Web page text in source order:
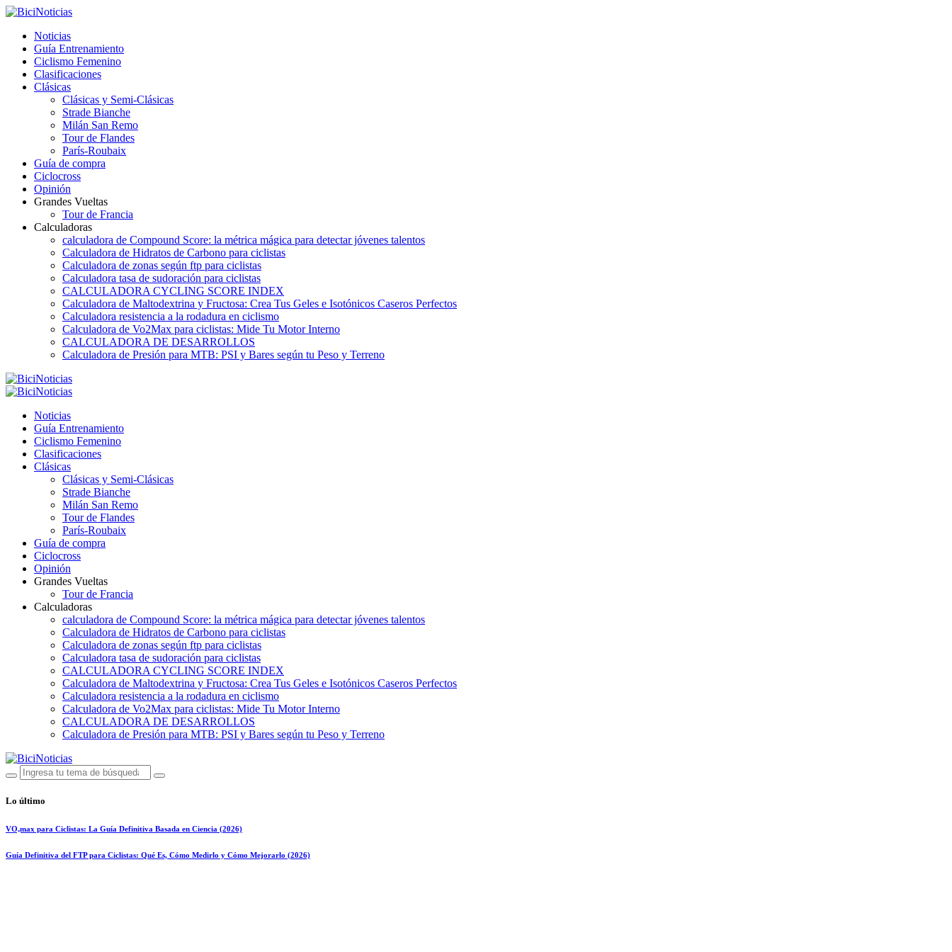
Noticias
Guía Entrenamiento
Ciclismo Femenino
Clasificaciones
Clásicas
Clásicas y Semi-Clásicas
Strade Bianche
Milán San Remo
Tour de Flandes
París-Roubaix
Guía de compra
Ciclocross
Opinión
Grandes Vueltas
Tour de Francia
Calculadoras
calculadora de Compound Score: la métrica mágica para detectar jóvenes talentos
Calculadora de Hidratos de Carbono para ciclistas
Calculadora de zonas según ftp para ciclistas
Calculadora tasa de sudoración para ciclistas
CALCULADORA CYCLING SCORE INDEX
Calculadora de Maltodextrina y Fructosa: Crea Tus Geles e Isotónicos Caseros Perfectos
Calculadora resistencia a la rodadura en ciclismo
Calculadora de Vo2Max para ciclistas: Mide Tu Motor Interno
CALCULADORA DE DESARROLLOS
Calculadora de Presión para MTB: PSI y Bares según tu Peso y Terreno
Noticias
Guía Entrenamiento
Ciclismo Femenino
Clasificaciones
Clásicas
Clásicas y Semi-Clásicas
Strade Bianche
Milán San Remo
Tour de Flandes
París-Roubaix
Guía de compra
Ciclocross
Opinión
Grandes Vueltas
Tour de Francia
Calculadoras
calculadora de Compound Score: la métrica mágica para detectar jóvenes talentos
Calculadora de Hidratos de Carbono para ciclistas
Calculadora de zonas según ftp para ciclistas
Calculadora tasa de sudoración para ciclistas
CALCULADORA CYCLING SCORE INDEX
Calculadora de Maltodextrina y Fructosa: Crea Tus Geles e Isotónicos Caseros Perfectos
Calculadora resistencia a la rodadura en ciclismo
Calculadora de Vo2Max para ciclistas: Mide Tu Motor Interno
CALCULADORA DE DESARROLLOS
Calculadora de Presión para MTB: PSI y Bares según tu Peso y Terreno
Lo último
VO₂max para Ciclistas: La Guía Definitiva Basada en Ciencia (2026)
Guía Definitiva del FTP para Ciclistas: Qué Es, Cómo Medirlo y Cómo Mejorarlo (2026)